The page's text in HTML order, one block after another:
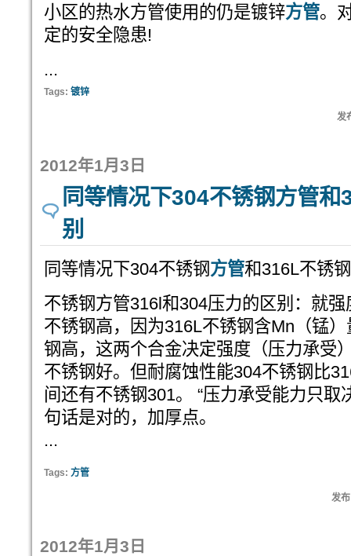
小区的热水方管使用的仍是镀锌方管。
定的安全隐患!
...
Tags: 镀锌
发
2012年1月3日
同等情况下304不锈钢方管
别
同等情况下304不锈钢方管和316L不锈
不锈钢方管316l和304压力的区别：就
不锈钢高，因为316L不锈钢含Mn（锰
钢高，这两个合金决定强度（压力承受
不锈钢好。但耐腐蚀性能304不锈钢比
间还有不锈钢301。 “压力承受能力只取
句话是对的，加厚点。
...
Tags: 方管
发
2012年1月3日